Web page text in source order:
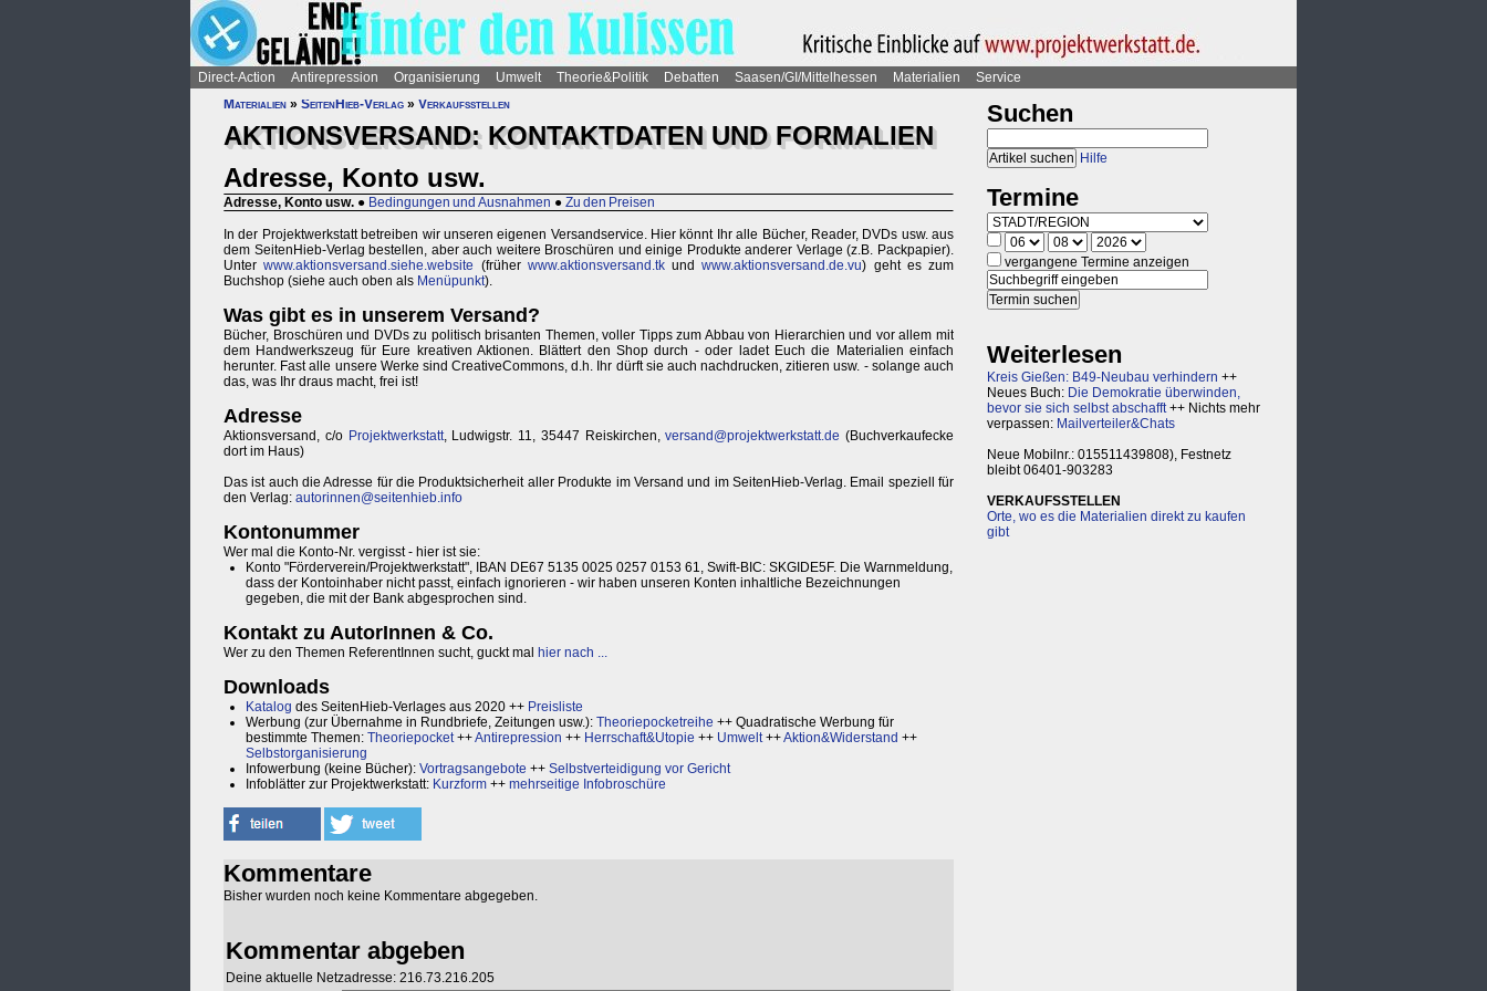
Direct-Action Antirepression Organisierung Umwelt Theorie&Politik Debatten Saasen/GI/Mittelhessen Materialien
Service
Materialien » SeitenHieb-Verlag » Verkaufsstellen
AKTIONSVERSAND: KONTAKTDATEN UND FORMALIEN
Adresse, Konto usw.
Adresse, Konto usw. ● Bedingungen und Ausnahmen ● Zu den Preisen
In der Projektwerkstatt betreiben wir unseren eigenen Versandservice. Hier könnt Ihr alle Bücher, Reader, DVDs usw. aus
dem SeitenHieb-Verlag bestellen, aber auch weitere Broschüren und einige Produkte anderer Verlage (z.B. Packpapier).
Unterwww.aktionsversand.siehe.website (früher www.aktionsversand.tkundwww.aktionsversand.de.vu) geht es zum
Buchshop (siehe auch oben als Menüpunkt).
Was gibt es in unserem Versand?
Bücher, Broschüren und DVDs zu politisch brisanten Themen, voller Tipps zum Abbau von Hierarchien und vor allem mit
dem Handwerkszeug für Eure kreativen Aktionen. Blättert den Shop durch - oder ladet Euch die Materialien einfach
herunter. Fast alle unsere Werke sind CreativeCommons, d.h. Ihr dürft sie auch nachdrucken, zitieren usw. - solange auch
das, was Ihr draus macht, frei ist!
Adresse
Aktionsversand, c/o Projektwerkstatt, Ludwigstr. 11, 35447 Reiskirchen,versand@projektwerkstatt.de (Buchverkaufecke
dort im Haus)
Das ist auch die Adresse für die Produktsicherheit aller Produkte im Versand und im SeitenHieb-Verlag. Email speziell für
den Verlag: autorinnen@seitenhieb.info
Kontonummer
Wer mal die Konto-Nr. vergisst - hier ist sie:
Konto "Förderverein/Projektwerkstatt", IBAN DE67 5135 0025 0257 0153 61, Swift-BIC: SKGIDE5F. Die Warnmeldung,
dass der Kontoinhaber nicht passt, einfach ignorieren - wir haben unseren Konten inhaltliche Bezeichnungen
gegeben, die mit der Bank abgesprochen sind.
Kontakt zu AutorInnen & Co.
Wer zu den Themen ReferentInnen sucht, guckt mal hier nach ...
Downloads
Katalog des SeitenHieb-Verlages aus 2020 ++ Preisliste
Werbung (zur Übernahme in Rundbriefe, Zeitungen usw.): Theoriepocketreihe ++ Quadratische Werbung für
bestimmte Themen: Theoriepocket++Antirepression ++ Herrschaft&Utopie ++ Umwelt++Aktion&Widerstand ++
Selbstorganisierung
Infowerbung (keine Bücher): Vortragsangebote ++ Selbstverteidigung vor Gericht
Infoblätter zur Projektwerkstatt: Kurzform ++ mehrseitige Infobroschüre
Kommentare
Bisher wurden noch keine Kommentare abgegeben.
Kommentar abgeben
Deine aktuelle Netzadresse: 216.73.216.205
Suchen
Hilfe
Termine
vergangene Termine anzeigen
Weiterlesen
Kreis Gießen: B49-Neubau verhindern ++
Neues Buch: Die Demokratie überwinden,
bevor sie sich selbst abschafft++ Nichts mehr
verpassen: Mailverteiler&Chats
Neue Mobilnr.: 015511439808), Festnetz
bleibt 06401-903283
VERKAUFSSTELLEN
Orte, wo es die Materialien direkt zu kaufen
gibt